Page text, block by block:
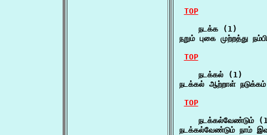
TOP
    நடக்க (1)
நறும் புகை முற்றத்து
TOP
    நடக்கல் (1)
நடக்கல் ஆற்றாள்
TOP
நடக்கல்வேண்டும்
நடக்கல்வேண்டும் நாம்